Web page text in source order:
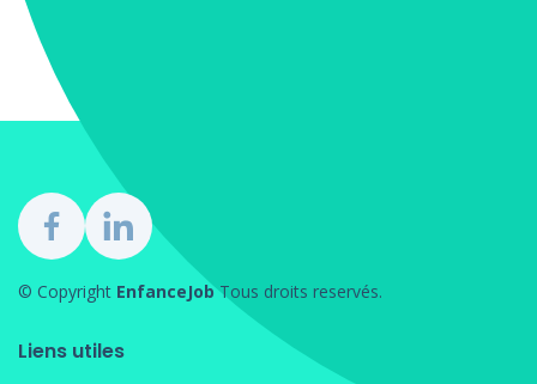
© Copyright EnfanceJob Tous droits reservés.
Liens utiles